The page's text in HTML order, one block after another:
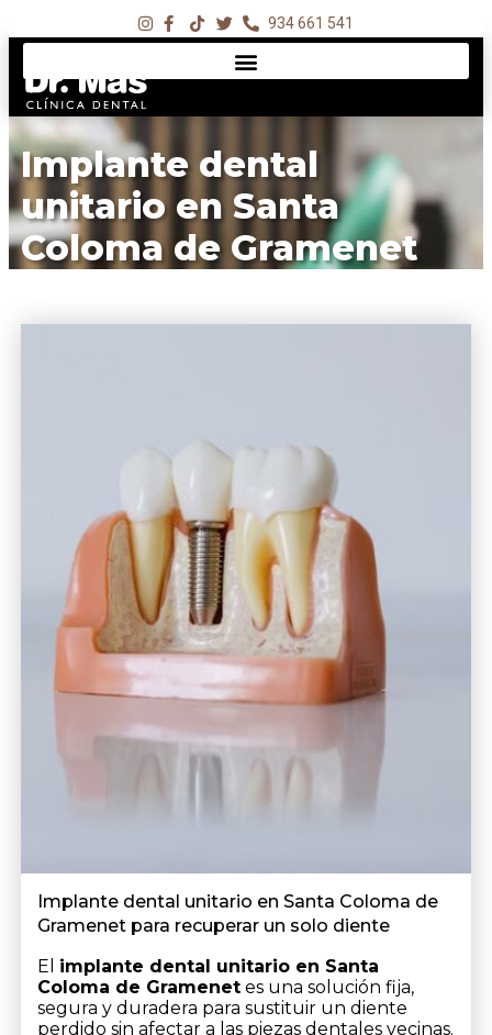
934 661 541
Implante dental
unitario en Santa
Coloma de Gramenet
Implante dental unitario en Santa Coloma de
Gramenet para recuperar un solo diente
El implante dental unitario en Santa
Coloma de Gramenetes una solución fija,
segura y duradera para sustituir un diente
perdido sin afectar a las piezas dentales vecinas.